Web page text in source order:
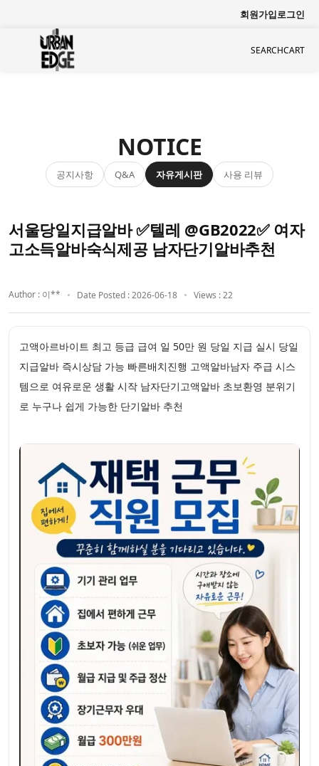
회원가입로그인
SEARCHCART
NOTICE
공지사항 Q&A 자유게시판 사용 리뷰
서울당일지급알바 ✅텔레 @GB2022✅ 여자
고소득알바숙식제공 남자단기알바추천
Author : 이** Date Posted : 2026-06-18 Views : 22
고액아르바이트 최고 등급 급여 일 50만 원 당일 지급 실시 당일
지급알바 즉시상담 가능 빠른배치진행 고액알바남자 주급 시스
템으로 여유로운 생활 시작 남자단기고액알바 초보환영 분위기
로 누구나 쉽게 가능한 단기알바 추천